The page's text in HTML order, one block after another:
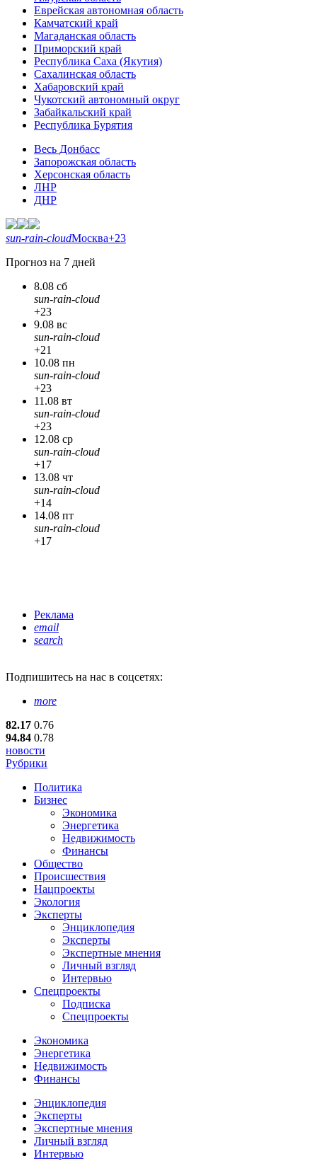
Еврейская автономная область
Камчатский край
Магаданская область
Приморский край
Республика Саха (Якутия)
Сахалинская область
Хабаровский край
Чукотский автономный округ
Забайкальский край
Республика Бурятия
Весь Донбасс
Запорожская область
Херсонская область
ЛНР
ДНР
sun-rain-cloudМосква+23
Прогноз на 7 дней
8.08 сб
sun-rain-cloud
+23
9.08 вс
sun-rain-cloud
+21
10.08 пн
sun-rain-cloud
+23
11.08 вт
sun-rain-cloud
+23
12.08 ср
sun-rain-cloud
+17
13.08 чт
sun-rain-cloud
+14
14.08 пт
sun-rain-cloud
+17
Реклама
email
search
Подпишитесь на нас в соцсетях:
more
82.17 0.76
94.84 0.78
новости
Рубрики
Политика
Бизнес
Экономика
Энергетика
Недвижимость
Финансы
Общество
Происшествия
Нацпроекты
Экология
Эксперты
Энциклопедия
Эксперты
Экспертные мнения
Личный взгляд
Интервью
Спецпроекты
Подписка
Спецпроекты
Экономика
Энергетика
Недвижимость
Финансы
Энциклопедия
Эксперты
Экспертные мнения
Личный взгляд
Интервью